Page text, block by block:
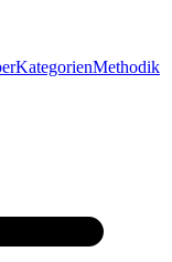
KategorienMethodik